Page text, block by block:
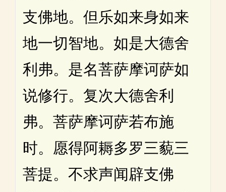
支佛地。但乐如来身如来
地一切智地。如是大德舍
利弗。是名菩萨摩诃萨如
说修行。复次大德舍利
弗。菩萨摩诃萨若布施
时。愿得阿耨多罗三藐三
菩提。不求声闻辟支佛